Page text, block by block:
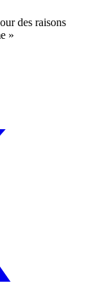
des raisons
»